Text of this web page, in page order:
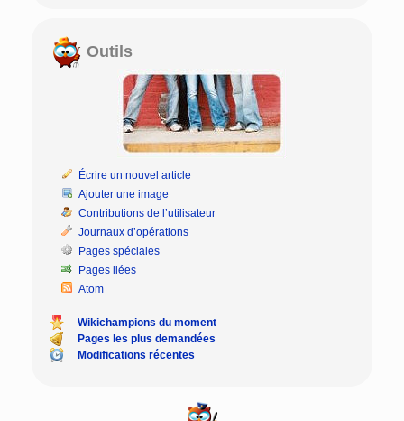
Outils
Écrire un nouvel article
Ajouter une image
Contributions de l’utilisateur
Journaux d’opérations
Pages spéciales
Pages liées
Atom
Wikichampions du moment
Pages les plus demandées
Modifications récentes